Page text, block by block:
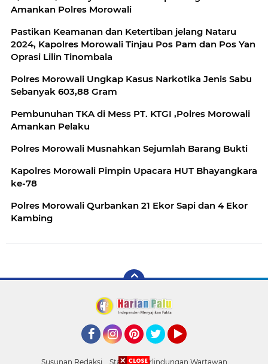
Amankan Polres Morowali
Pastikan Keamanan dan Ketertiban jelang Nataru
2024, Kapolres Morowali Tinjau Pos Pam dan Pos Yan
Oprasi Lilin Tinombala
Polres Morowali Ungkap Kasus Narkotika Jenis Sabu
Sebanyak 603,88 Gram
Pembunuhan TKA di Mess PT. KTGI ,Polres Morowali
Amankan Pelaku
Polres Morowali Musnahkan Sejumlah Barang Bukti
Kapolres Morowali Pimpin Upacara HUT Bhayangkara
ke-78
Polres Morowali Qurbankan 21 Ekor Sapi dan 4 Ekor
Kambing
Susunan Redaksi Standar Perlindungan Wartawan